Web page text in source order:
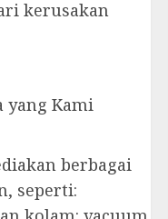
kerusakan
yang Kami
berbagai
seperti: